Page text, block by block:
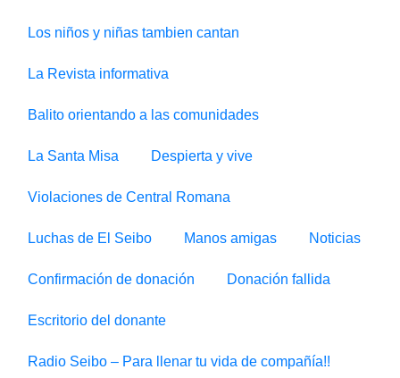
Los niños y niñas tambien cantan
La Revista informativa
Balito orientando a las comunidades
La Santa Misa Despierta y vive
Violaciones de Central Romana
Luchas de El Seibo Manos amigas Noticias
Confirmación de donación Donación fallida
Escritorio del donante
Radio Seibo – Para llenar tu vida de compañía!!